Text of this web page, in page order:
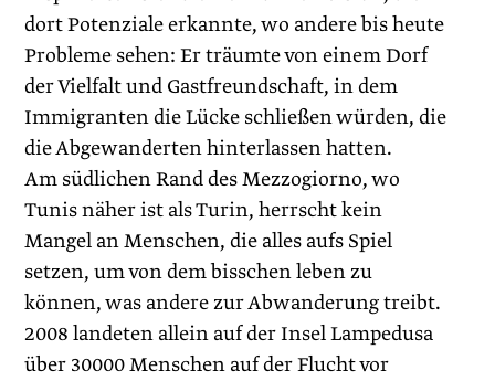
dort Potenziale erkannte, wo andere bis heute
Probleme sehen: Er träumte von einem Dorf
der Vielfalt und Gastfreundschaft, in dem
Immigranten die Lücke schließen würden, die
die Abgewanderten hinterlassen hatten.
Am südlichen Rand des Mezzogiorno, wo
Tunis näher ist als Turin, herrscht kein
Mangel an Menschen, die alles aufs Spiel
setzen, um von dem bisschen leben zu
können, was andere zur Abwanderung treibt.
2008 landeten allein auf der Insel Lampedusa
über 30000 Menschen auf der Flucht vor